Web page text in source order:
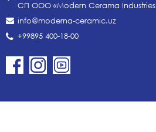
СП ООО «Modern Cerama Industries
info@moderna-ceramic.uz
+99895 400-18-00